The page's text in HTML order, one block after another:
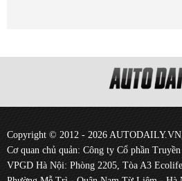
Copyright © 2012 - 2026
Cơ quan chủ quản: Công ty Cổ phần
VPGD Hà Nội: Phòng 2205, Tòa A3